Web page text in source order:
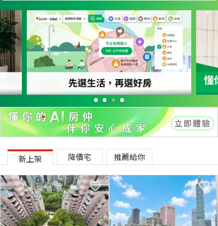
新上架 降價宅 推薦給你